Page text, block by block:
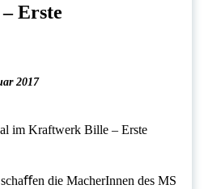
Erste
2017
die MacherInnen des MS